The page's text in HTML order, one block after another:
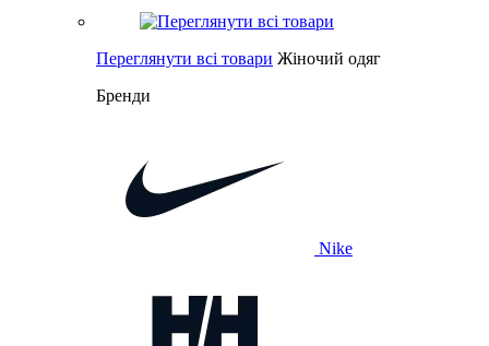
Переглянути всі товари Жіночий одяг
Бренди
Nike